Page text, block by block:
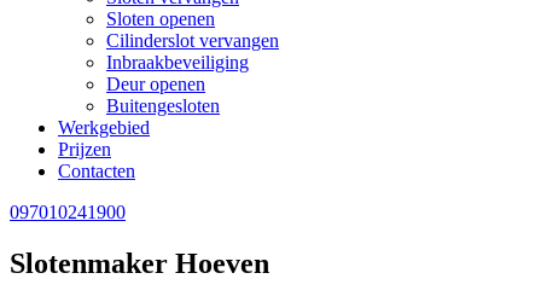
Sloten openen
Cilinderslot vervangen
Inbraakbeveiliging
Deur openen
Buitengesloten
Werkgebied
Prijzen
Contacten
097010241900
Slotenmaker Hoeven